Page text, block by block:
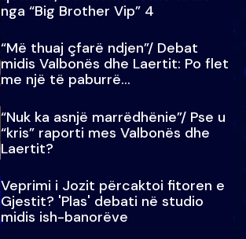
nga “Big Brother Vip” 4
“Më thuaj çfarë ndjen”/ Debat
midis Valbonës dhe Laertit: Po flet
me një të paburrë...
“Nuk ka asnjë marrëdhënie”/ Pse u
“kris” raporti mes Valbonës dhe
Laertit?
Veprimi i Jozit përcaktoi fitoren e
Gjestit? 'Plas' debati në studio
midis ish-banorëve